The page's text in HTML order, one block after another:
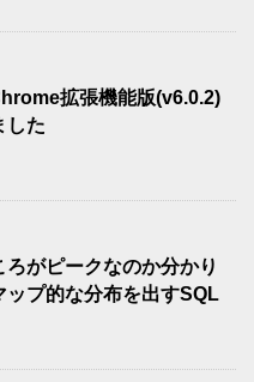
拡張機能版(v6.0.2)
した
がピークなのか分かり
ップ的な分布を出すSQL